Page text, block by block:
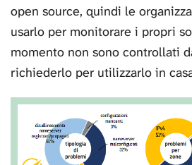
open source, quindi le
usarlo per monitorare i propri
momento non sono controllati
richiederlo per utilizzarlo in